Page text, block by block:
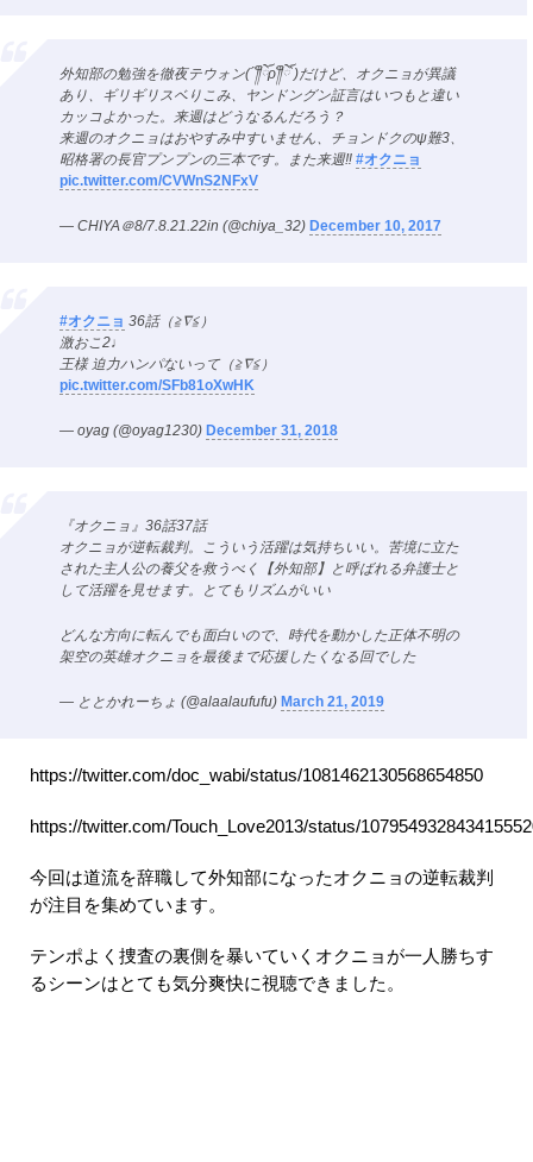
外知部の勉強を徹夜テウォン(´༎ຶོρ༎ຶོ`)だけど、オクニョが異議
あり、ギリギリスベりこみ、ヤンドングン証言はいつもと違い
カッコよかった。来週はどうなるんだろう？
来週のオクニョはおやすみ中すいません、チョンドクのψ難3、
昭格署の長官プンプンの三本です。また来週‼️ #オクニョ
pic.twitter.com/CVWnS2NFxV
— CHIYA＠8/7.8.21.22in (@chiya_32) December 10, 2017
#オクニョ 36話（≧∇≦）
激おこ2♩
王様 迫力ハンパないって（≧∇≦）
pic.twitter.com/SFb81oXwHK
— oyag (@oyag1230) December 31, 2018
『オクニョ』36話37話
オクニョが逆転裁判。こういう活躍は気持ちいい。苦境に立た
された主人公の養父を救うべく【外知部】と呼ばれる弁護士と
して活躍を見せます。とてもリズムがいい
どんな方向に転んでも面白いので、時代を動かした正体不明の
架空の英雄オクニョを最後まで応援したくなる回でした
— ととかれーちょ (@alaalaufufu) March 21, 2019
https://twitter.com/doc_wabi/status/1081462130568654850
https://twitter.com/Touch_Love2013/status/
今回は道流を辞職して外知部になったオクニョの逆転裁判
が注目を集めています。
テンポよく捜査の裏側を暴いていくオクニョが一人勝ちす
るシーンはとても気分爽快に視聴できました。